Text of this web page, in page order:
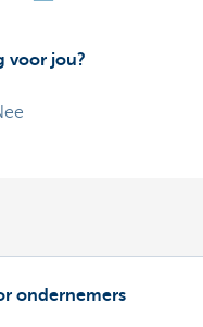
voor jou?
ondernemers